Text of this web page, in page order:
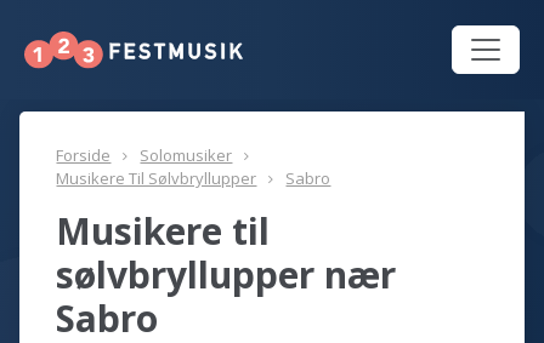
Forside
Solomusiker
Musikere Til Sølvbryllupper
Sabro
Musikere til
sølvbryllupper nær
Sabro